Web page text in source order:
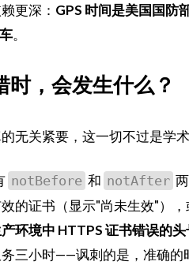
更深： GPS 时间是美国国防
。
时，会发生什么？
无关紧要，这一切不过是学
notBefore 和 notAfter
的证书（显示"尚未生效"）
环境中 HTTPS 证书错误的头
三小时——讽刺的是，准确的